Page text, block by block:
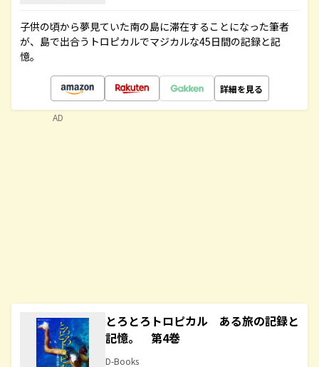
子供の頃から夢見ていた南の島に滞在することになった筆者
が、島で出合うトロピカルでマジカルな45日間の記録と記
憶。
詳細を見る
とろとろトロピカル ある旅の記録と
記憶。 第4巻
D-Books
AD